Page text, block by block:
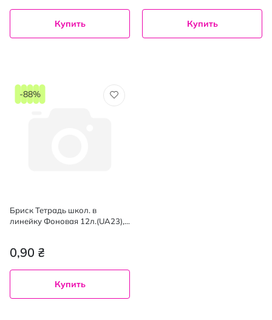
Купить Купить
Бриск Тетрадь школ. в
линейку Фоновая 12л.(UA23),
0,90 ₴
-88%
Купить